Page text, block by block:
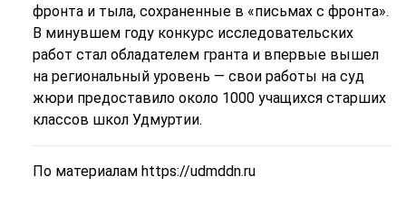
фронта и тыла, сохраненные в «письмах с фронта».
В минувшем году конкурс исследовательских
работ стал обладателем гранта и впервые вышел
на региональный уровень — свои работы на суд
жюри предоставило около 1000 учащихся старших
классов школ Удмуртии.
По материалам https://udmddn.ru